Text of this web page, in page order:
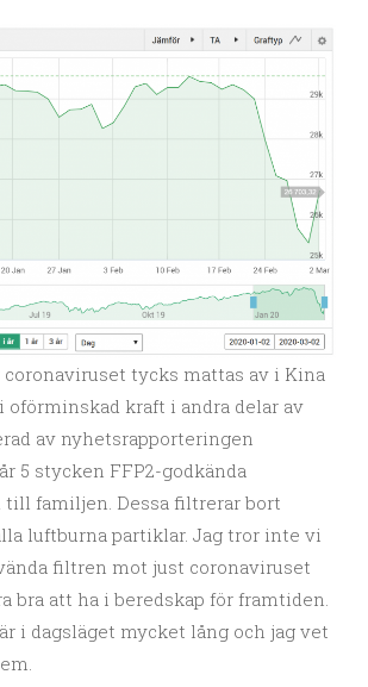
tycks mattas av i Kina
kraft i andra delar av
av nyhetsrapporteringen
5 stycken FFP2-godkända
till familjen. Dessa filtrerar bort
luftburna partiklar. Jag tror inte vi
filtren mot just coronaviruset
bra att ha i beredskap för framtiden.
i dagsläget mycket lång och jag vet